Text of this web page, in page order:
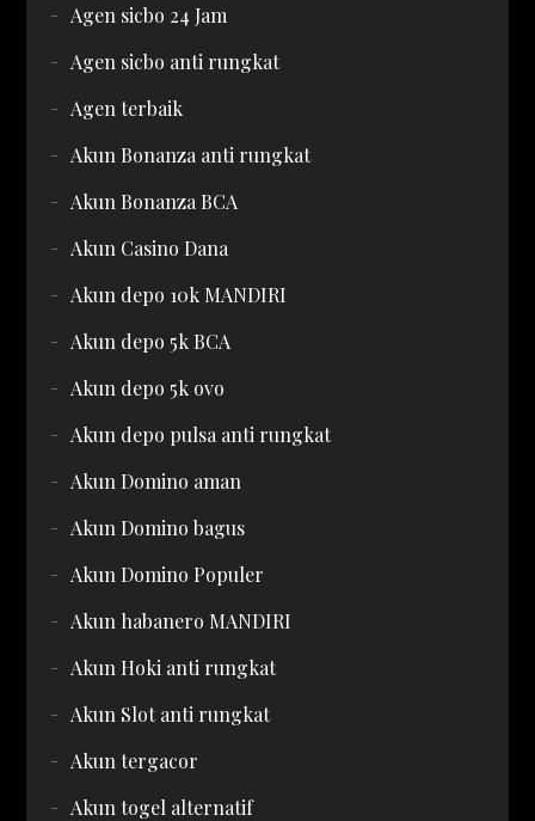
Agen sicbo 24 Jam
Agen sicbo anti rungkat
Agen terbaik
Akun Bonanza anti rungkat
Akun Bonanza BCA
Akun Casino Dana
Akun depo 10k MANDIRI
Akun depo 5k BCA
Akun depo 5k ovo
Akun depo pulsa anti rungkat
Akun Domino aman
Akun Domino bagus
Akun Domino Populer
Akun habanero MANDIRI
Akun Hoki anti rungkat
Akun Slot anti rungkat
Akun tergacor
Akun togel alternatif